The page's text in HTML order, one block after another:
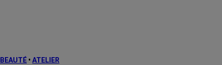
BEAUTÉ • ATELIER